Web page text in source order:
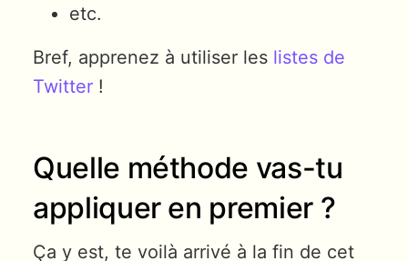
etc.
Bref, apprenez à utiliser les listes de
Twitter !
Quelle méthode vas-tu
appliquer en premier ?
Ça y est, te voilà arrivé à la fin de cet